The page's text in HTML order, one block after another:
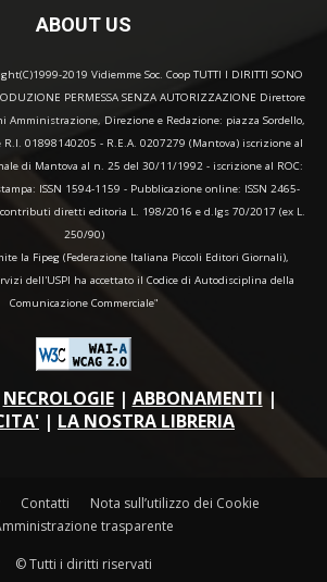
ABOUT US
2019 Vidiemme Soc. Coop TUTTI I DIRITTI SONO
PERMESSA SENZA AUTORIZZAZIONE Direttore
Amministrazione, Direzione e Redazione: piazza Sordello,
R.I. 01898140205 - R.E.A. 0207279 (Mantova) iscrizione al
di Mantova al n. 25 del 30/11/1992 - iscrizione al ROC:
ISSN 1594-1159 - Pubblicazione online: ISSN 2465-
diretti editoria L. 198/2016 e d.lgs 70/2017 (ex L.
250/90)
la Fipeg (Federazione Italiana Piccoli Editori Giornali),
dell'USPI ha accettato il Codice di Autodisciplina della
Comunicazione Commerciale"
NECROLOGIE| ABBONAMENTI |
| LA NOSTRA LIBRERIA
Contatti
Nota sull’utilizzo dei Cookie
trasparente
© Tutti i diritti riservati